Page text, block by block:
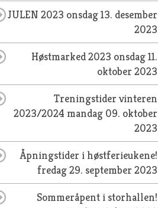
JULEN 2023 onsdag 13. desember
2023
Høstmarked 2023 onsdag 11.
oktober 2023
Treningstider vinteren
2023/2024 mandag 09. oktober
2023
Åpningstider i høstferieukene!
fredag 29. september 2023
Sommeråpent i storhallen!